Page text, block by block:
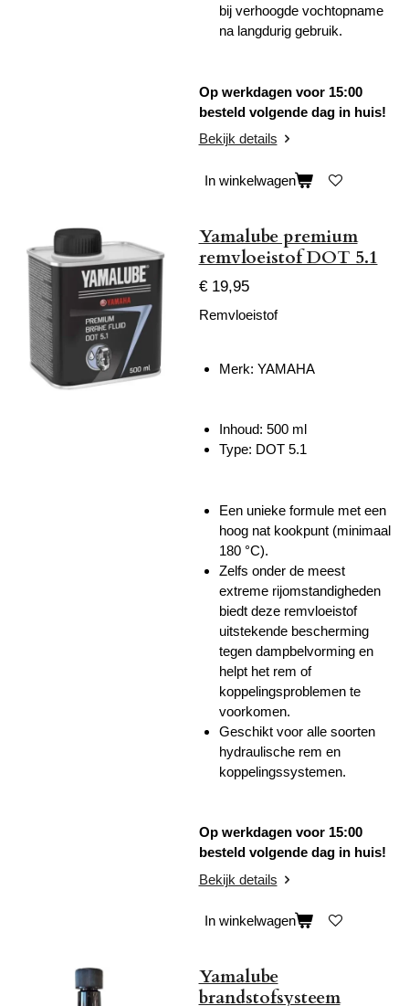
bij verhoogde vochtopname
na langdurig gebruik.
Op werkdagen voor 15:00
besteld volgende dag in huis!
Bekijk details
In winkelwagen
Yamalube premium
remvloeistof DOT 5.1
€ 19,95
Remvloeistof
Merk: YAMAHA
Inhoud: 500 ml
Type: DOT 5.1
Een unieke formule met een
hoog nat kookpunt (minimaal
180 °C).
Zelfs onder de meest
extreme rijomstandigheden
biedt deze remvloeistof
uitstekende bescherming
tegen dampbelvorming en
helpt het rem of
koppelingsproblemen te
voorkomen.
Geschikt voor alle soorten
hydraulische rem en
koppelingssystemen.
Op werkdagen voor 15:00
besteld volgende dag in huis!
Bekijk details
In winkelwagen
Yamalube
brandstofsysteem